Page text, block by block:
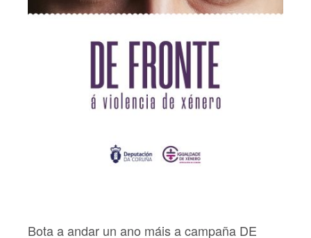
Bota a andar un ano máis a campaña DE